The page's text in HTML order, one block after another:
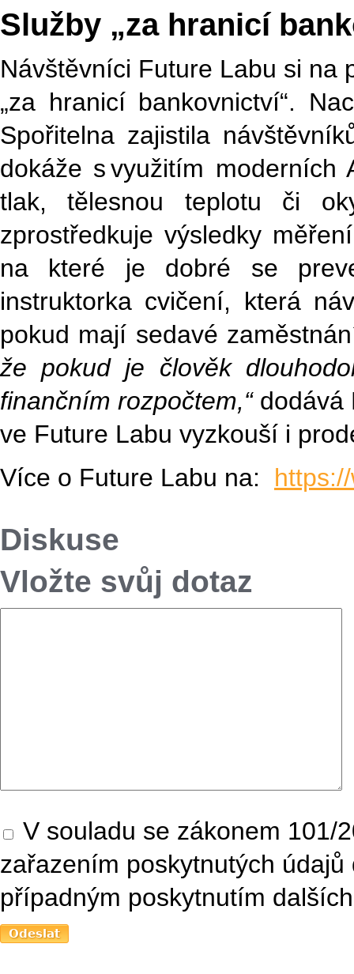
Služby „za hranicí
Návštěvníci Future Labu si na
„za hranicí bankovnictví“.
Spořitelna zajistila
dokáže s využitím
tlak, tělesnou teplotu či
zprostředkuje výsledky
na které je dobré se
instruktorka cvičení, která
pokud mají sedavé
že pokud je člověk
finančním rozpočtem,“ dodává
ve Future Labu vyzkouší i
Více o Future Labu na:
Diskuse
Vložte svůj dotaz
V souladu se zákonem 101/
zařazením poskytnutých
případným poskytnutím